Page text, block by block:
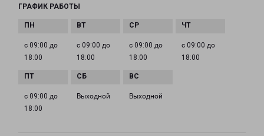
ГРАФИК РАБОТЫ
с 09:00 до
18:00
с 09:00 до
18:00
с 09:00 до
18:00
с 09:00 до
18:00
с 09:00 до
18:00
Выходной Выходной